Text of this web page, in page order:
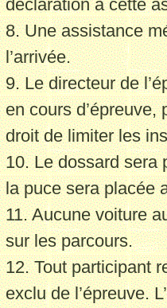
déclaration à cette
8. Une assistance
l’arrivée.
9. Le directeur de
en cours d’épreuve,
droit de limiter les
10. Le dossard sera
la puce sera placée
11. Aucune voiture
sur les parcours.
12. Tout participant
exclu de l’épreuve.